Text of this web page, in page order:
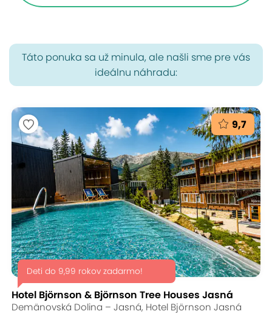
Táto ponuka sa už minula, ale našli sme pre vás
ideálnu náhradu:
9,7
Deti do 9,99 rokov zadarmo!
Hotel Björnson & Björnson Tree Houses Jasná
Demänovská Dolina – Jasná, Hotel Björnson Jasná